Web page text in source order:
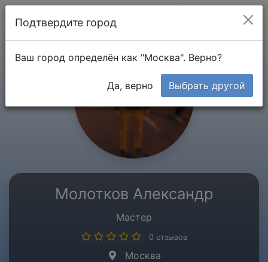
Молотков Александр
Мастер
0 отзывов
Москва
Подтвердите город
Ваш город определён как "Москва". Верно?
Да, верно Выбрать другой